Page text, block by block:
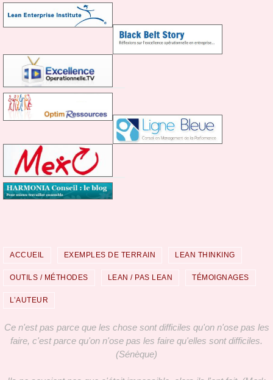
ACCUEIL EXEMPLES DE TERRAIN LEAN THINKING
OUTILS / MÉTHODES LEAN / PAS LEAN TÉMOIGNAGES
L’AUTEUR
Ce n'est pas parce que les chose sont difficiles qu'on n'ose pas les
faire, c'est parce qu'on n'ose pas les faire qu'elles sont difficiles.
(Sénèque)